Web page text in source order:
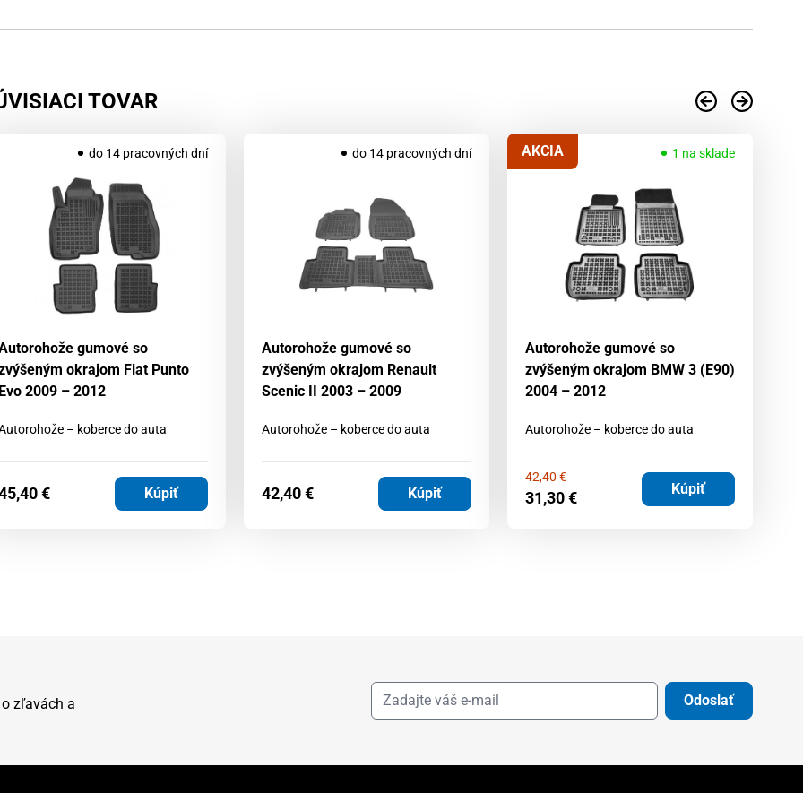
TOVAR
do 14 pracovných dní
gumové so
okrajom Fiat Punto
2009 – 2012
– koberce do auta
€ Kúpiť
do 14 pracovných dní
Autorohože gumové so
zvýšeným okrajom Renault
Scenic II 2003 – 2009
Autorohože – koberce do auta
42,40€ Kúpiť
1 na sklade
AKCIA
Autorohože gumové so
zvýšeným okrajom BMW 3 (E90)
2004 – 2012
Autorohože – koberce do auta
42,40€
31,30€ Kúpiť
zľavách a Odoslať